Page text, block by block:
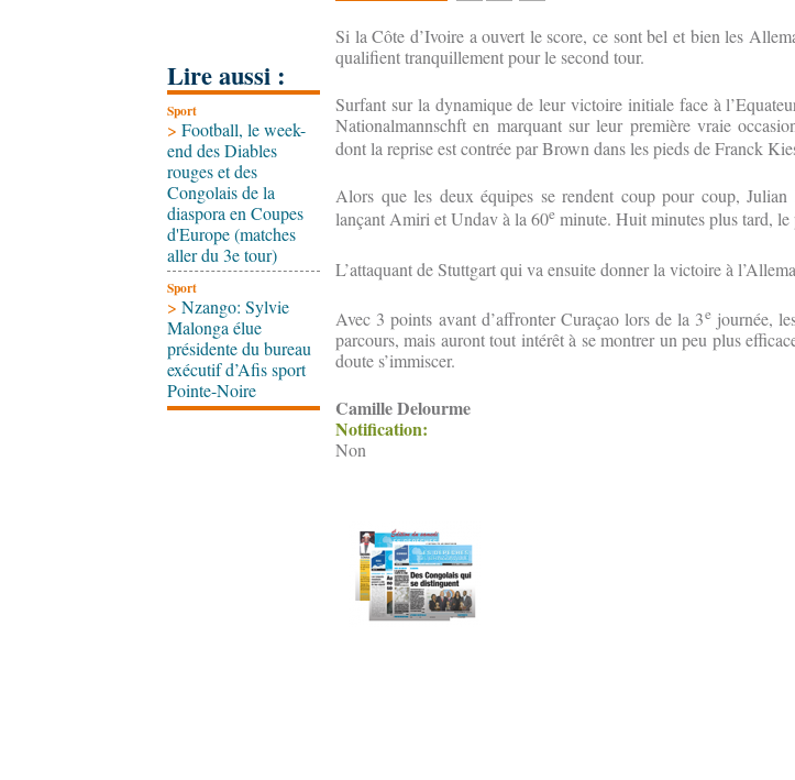
Lire aussi :
Sport
> Football, le week-
end des Diables
rouges et des
Congolais de la
diaspora en Coupes
d'Europe (matches
aller du 3e tour)
Sport
> Nzango: Sylvie
Malonga élue
présidente du bureau
exécutif d’Afis sport
Pointe-Noire
Si la Côte d’Ivoire a ouvert le score, ce sont bel et bien les
qualifient tranquillement pour le second tour.
Surfant sur la dynamique de leur victoire initiale face à
Nationalmannschft en marquant sur leur première vraie
dont la reprise est contrée par Brown dans les pieds de Franck
Alors que les deux équipes se rendent coup pour coup,
lançant Amiri et Undav à la 60e minute. Huit minutes plus tard,
L’attaquant de Stuttgart qui va ensuite donner la victoire à
Avec 3 points avant d’affronter Curaçao lors de la 3ejournée,
parcours, mais auront tout intérêt à se montrer un peu plus
doute s’immiscer.
Camille Delourme
Notification:
Non